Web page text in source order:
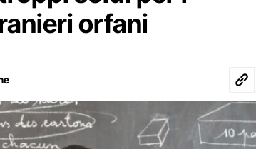
orfani